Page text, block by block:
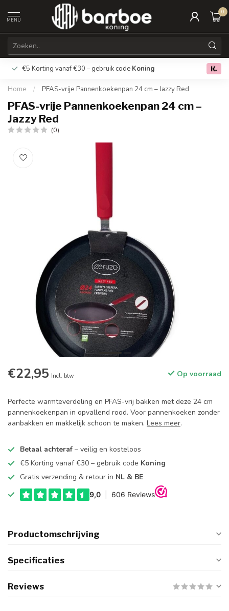
MENU
0
€5 Korting vanaf €30 – gebruik code Koning Gratis
Home / PFAS-vrije Pannenkoekenpan 24 cm – Jazzy Red
PFAS-vrije Pannenkoekenpan 24 cm –
Jazzy Red
(0)
€22,95 Incl. btw Op voorraad
Perfecte warmteverdeling en PFAS-vrij bakken met deze 24 cm
pannenkoekenpan in opvallend rood. Voor pannenkoeken zonder
aanbakken en makkelijk schoon te maken. Lees meer.
Betaal achteraf – veilig en kosteloos
€5 Korting vanaf €30 – gebruik code Koning
Gratis verzending & retour in NL & BE
Productomschrijving
Specificaties
Reviews